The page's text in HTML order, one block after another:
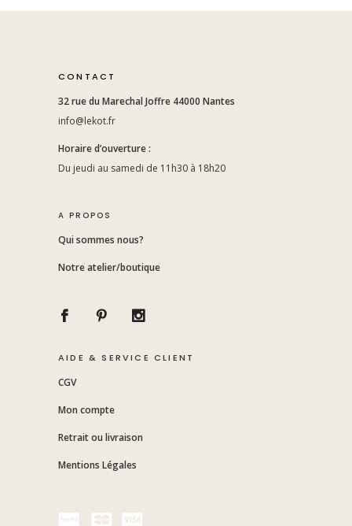
CONTACT
32 rue du Marechal Joffre 44000 Nantes
info@lekot.fr
Horaire d’ouverture :
Du jeudi au samedi de 11h30 à 18h20
A PROPOS
Qui sommes nous?
Notre atelier/boutique
AIDE & SERVICE CLIENT
CGV
Mon compte
Retrait ou livraison
Mentions Légales